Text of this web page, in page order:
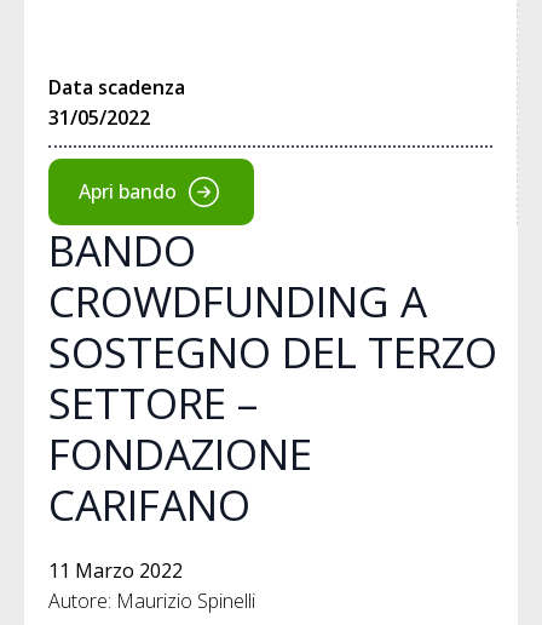
Data scadenza
31/05/2022
Apri bando
BANDO
CROWDFUNDING A
SOSTEGNO DEL TERZO
SETTORE –
FONDAZIONE
CARIFANO
11 Marzo 2022
Autore: Maurizio Spinelli